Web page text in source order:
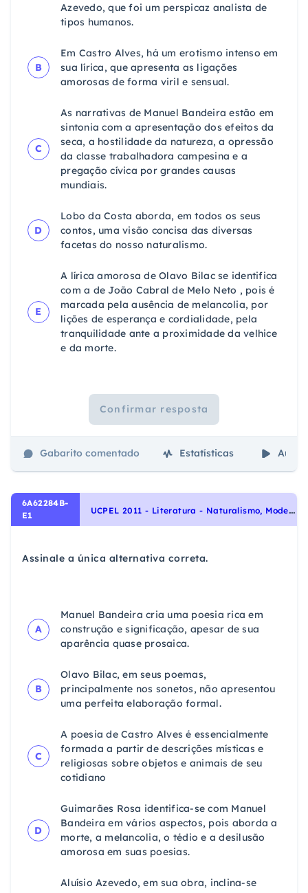
Azevedo, que foi um perspicaz analista de
tipos humanos.
B
Em Castro Alves, há um erotismo intenso em
sua lírica, que apresenta as ligações
amorosas de forma viril e sensual.
C
As narrativas de Manuel Bandeira estão em
sintonia com a apresentação dos efeitos da
seca, a hostilidade da natureza, a opressão
da classe trabalhadora campesina e a
pregação cívica por grandes causas
mundiais.
D
Lobo da Costa aborda, em todos os seus
contos, uma visão concisa das diversas
facetas do nosso naturalismo.
E
A lírica amorosa de Olavo Bilac se identifica
com a de João Cabral de Melo Neto , pois é
marcada pela ausência de melancolia, por
lições de esperança e cordialidade, pela
tranquilidade ante a proximidade da velhice
e da morte.
Confirmar resposta
Gabarito comentado Estatísticas Aulas
6A62284B-
E1
U
CPEL 2011 - Literatura - Naturalismo, Modernismo, Parnasianismo, Escolas Literárias, Romantismo
Assinale a única alternativa correta.
A
Manuel Bandeira cria uma poesia rica em
construção e significação, apesar de sua
aparência quase prosaica.
B
Olavo Bilac, em seus poemas,
principalmente nos sonetos, não apresentou
uma perfeita elaboração formal.
C
A poesia de Castro Alves é essencialmente
formada a partir de descrições místicas e
religiosas sobre objetos e animais de seu
cotidiano
D
Guimarães Rosa identifica-se com Manuel
Bandeira em vários aspectos, pois aborda a
morte, a melancolia, o tédio e a desilusão
amorosa em suas poesias.
Aluísio Azevedo, em sua obra, inclina-se